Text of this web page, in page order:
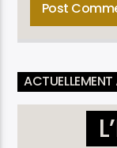
ACTUELLEMENT